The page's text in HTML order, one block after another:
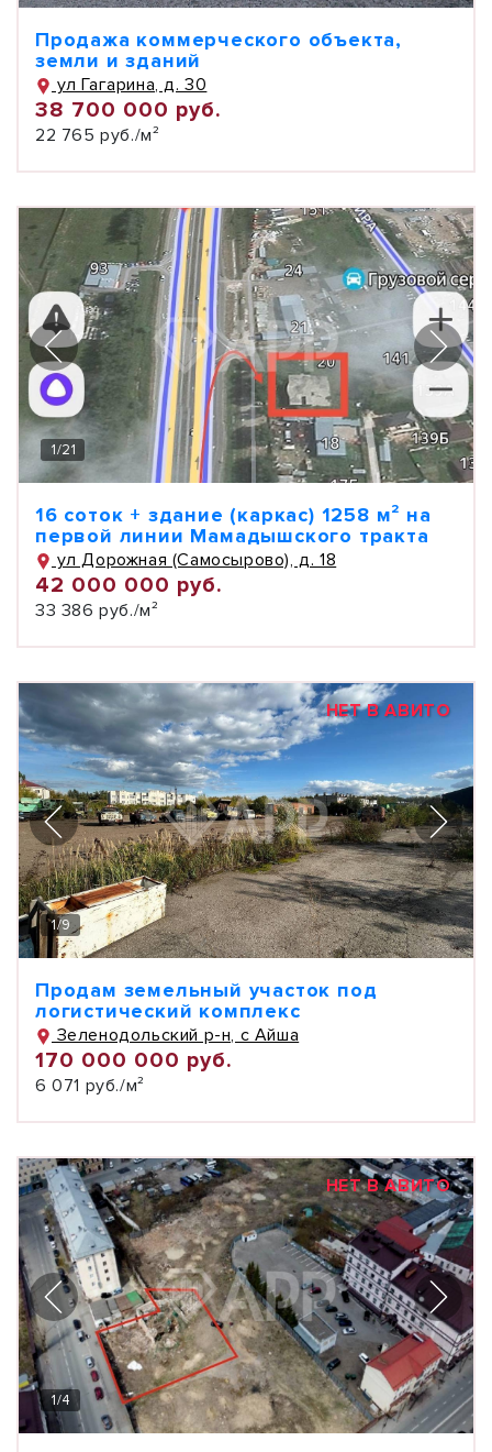
Продажа коммерческого объекта,
земли и зданий
ул Гагарина, д. 30
38 700 000 руб.
22 765 руб./м²
1/21
16 соток + здание (каркас) 1258 м² на
первой линии Мамадышского тракта
ул Дорожная (Самосырово), д. 18
42 000 000 руб.
33 386 руб./м²
НЕТ В АВИТО
1/9
Продам земельный участок под
логистический комплекс
Зеленодольский р-н, с Айша
170 000 000 руб.
6 071 руб./м²
НЕТ В АВИТО
1/4